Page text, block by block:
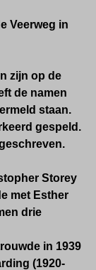
Veerweg in
zijn op de
de namen
staan.
gespeld.
Storey
met Esther
drie
in 1939
(1920-